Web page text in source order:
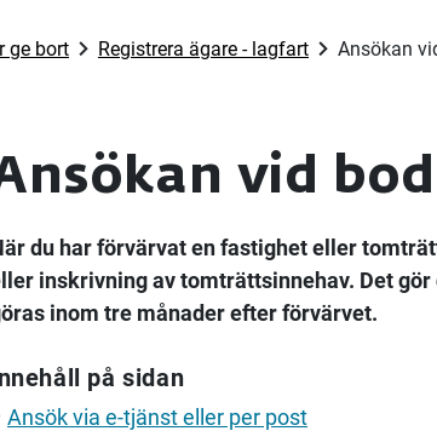
ge bort Registrera ägare - lagfart Ansökan
vid
du har förvärvat en fastighet eller
inskrivning av tomträttsinnehav. Det
inom tre månader efter förvärvet.
på sidan
Ansök via e-tjänst eller per post